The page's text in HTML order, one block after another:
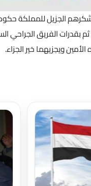
الجزيل للمملكة
بقدرات الفريق الجراحي
ويجزيهما خير الجزاء.